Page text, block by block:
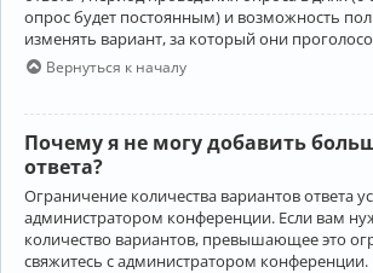
опрос будет постоянным) и возможность
изменять вариант, за который они
Вернуться к началу
Почему я не могу добавить
ответа?
Ограничение количества вариантов ответа
администратором конференции. Если вам
количество вариантов, превышающее это
свяжитесь с администратором конференции.